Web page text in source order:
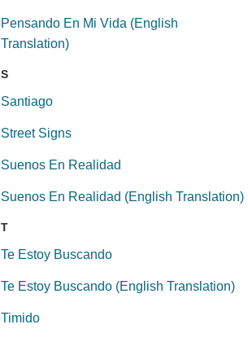
Pensando En Mi Vida (English
Translation)
S
Santiago
Street Signs
Suenos En Realidad
Suenos En Realidad (English Translation)
T
Te Estoy Buscando
Te Estoy Buscando (English Translation)
Timido